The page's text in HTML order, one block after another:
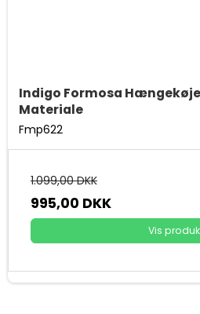
Indigo Formosa
Materiale
Fmp622
1.099,00 DKK
995,00 DKK
Vis